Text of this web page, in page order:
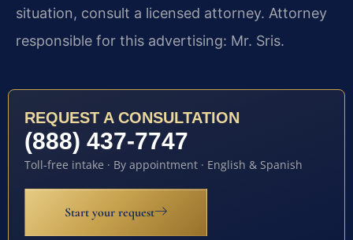
situation, consult a licensed attorney. Attorney
responsible for this advertising: Mr. Sris.
REQUEST A CONSULTATION
(888) 437-7747
Toll-free intake · By appointment · English & Spanish
Start your request